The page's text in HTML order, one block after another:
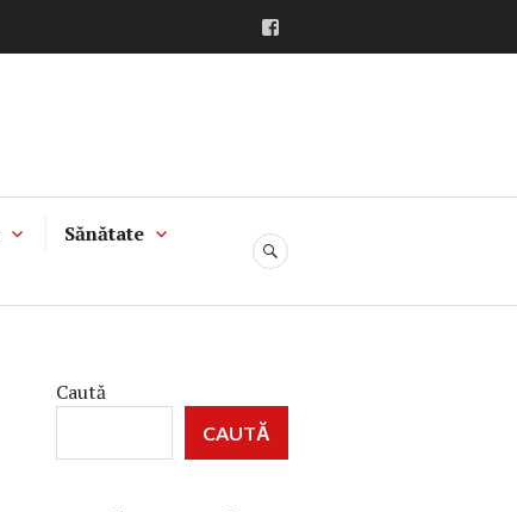
Sănătate
CĂUTARE
Caută
CAUTĂ